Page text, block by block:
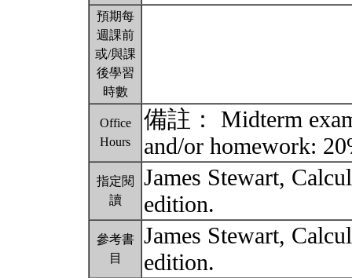
預期每
週課前
或/與課
後學習
時數
Office
Hours
備註： Midterm
and/or homework:
指定閱
讀
James Stewart,
edition.
參考書
目
James Stewart,
edition.